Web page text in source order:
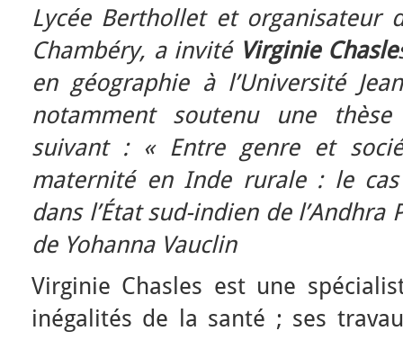
Lycée Berthollet et organisateur
Chambéry, a invitéVirginie Chasle
en géographie à l’Université
notamment soutenu une
suivant : « Entre genre et
maternité en Inde rurale : le
dans l’État sud-indien de l’Andhra
de Yohanna Vauclin
Virginie Chasles est une
inégalités de la santé ; ses